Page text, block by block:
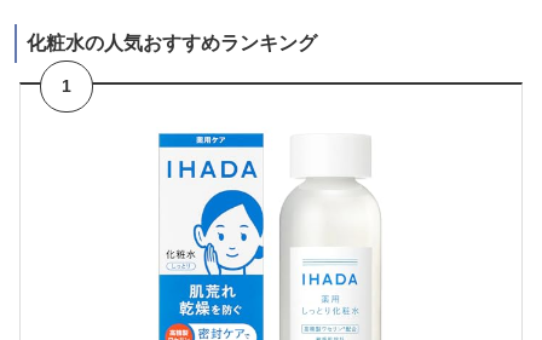
化粧水の人気おすすめランキング
1